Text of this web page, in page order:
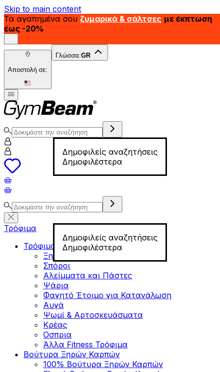
Skip to main content
Τα αγαπημένα σου ζυμαρικά & σάλτσες με έκπτωση
έως -20%
Αποστολή σε:
Γλώσσα:GR
Δημοφιλείς αναζητήσεις
Δημοφιλέστερα
Δημοφιλείς αναζητήσεις
Δημοφιλέστερα
Τρόφιμα
Τρόφιμα για Fitness
Ξηροί Καρποί
Σπόροι
Αλείμματα και Πάστες
Ψάρια
Φαγητό Έτοιμο για Κατανάλωση
Αυγά
Ψωμί & Αρτοσκευάσματα
Κρέας
Οσπρια
Άλλα Fitness Τρόφιμα
Βούτυρα Ξηρών Καρπών
100% Βούτυρα Ξηρών Καρπών